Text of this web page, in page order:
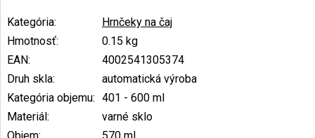
Kategória:
Hrnčeky na čaj
Hmotnosť:
0.15 kg
EAN:
4002541305374
Druh skla:
automatická výroba
Kategória objemu: 401 - 600 ml
Materiál:
varné sklo